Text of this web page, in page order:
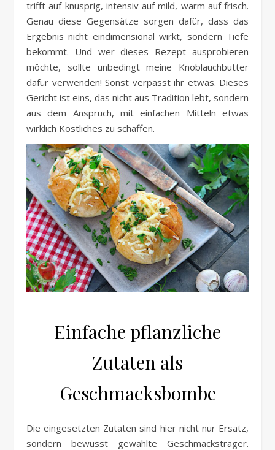
trifft auf knusprig, intensiv auf mild, warm auf frisch.
Genau diese Gegensätze sorgen dafür, dass das
Ergebnis nicht eindimensional wirkt, sondern Tiefe
bekommt. Und wer dieses Rezept ausprobieren
möchte, sollte unbedingt meine Knoblauchbutter
dafür verwenden! Sonst verpasst ihr etwas. Dieses
Gericht ist eins, das nicht aus Tradition lebt, sondern
aus dem Anspruch, mit einfachen Mitteln etwas
wirklich Köstliches zu schaffen.
Einfache pflanzliche
Zutaten als
Geschmacksbombe
Die eingesetzten Zutaten sind hier nicht nur Ersatz,
sondern bewusst gewählte Geschmacksträger.